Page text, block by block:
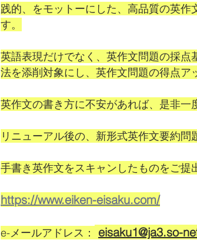
践的、をモットーにした、高品質の英
す。
英語表現だけでなく、英作文問題の採
法を添削対象にし、英作文問題の得点ア
英作文の書き方に不安があれば、是非一
リニューアル後の、新形式英作文要約問
手書き英作文をスキャンしたものをご提
https://www.eiken-eisaku.com/
e-メールアドレス： eisaku1@ja3.so-